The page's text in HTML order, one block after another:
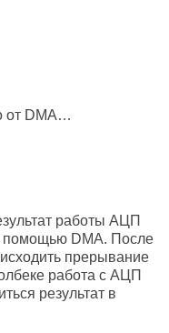
от DMA…
работы АЦП
помощью DMA. После
прерывание
работа с АЦП
результат в